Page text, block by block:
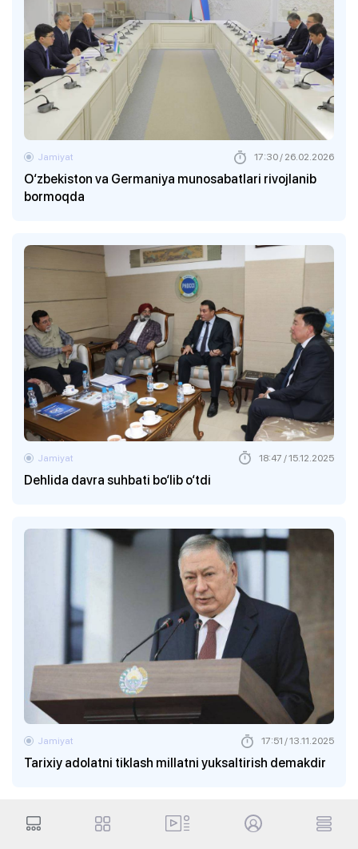
O‘zbekiston va Germaniya munosabatlari rivojlanib
bormoqda
Jamiyat 17:30 / 26.02.2026
Dehlida davra suhbati bo‘lib o‘tdi
Jamiyat 18:47 / 15.12.2025
Tarixiy adolatni tiklash millatni yuksaltirish demakdir
Jamiyat 17:51 / 13.11.2025